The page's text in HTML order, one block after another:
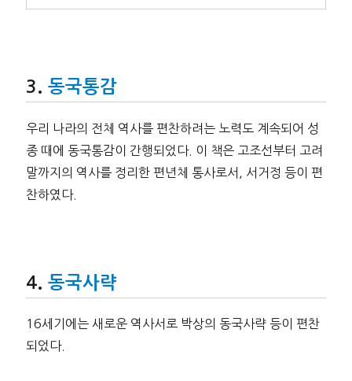
동국통감
우리 나라의 전체 역사를 편찬하려는 노력도 계속되어 성
종 때에 동국통감이 간행되었다. 이 책은 고조선부터 고려
말까지의 역사를 정리한 편년체 통사로서, 서거정 등이 편
찬하였다.
동국사략
16세기에는 새로운 역사서로 박상의 동국사략 등이 편찬
되었다.